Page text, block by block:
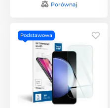
Porównaj
Podstawowa